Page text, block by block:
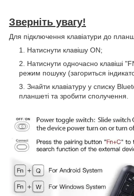
Зверніть увагу!
Для підключення клавіатури до
Натиснути клавішу ON;
Натиснути одночасно клавіші
режим пошуку (загориться
Знайти клавіатуру у списку
планшеті та зробити сполучення.